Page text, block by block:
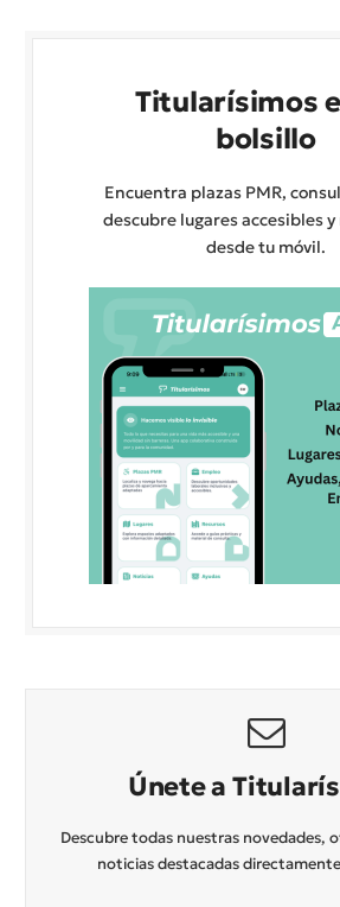
Titularísimos
bolsillo
Encuentra plazas PMR,
descubre lugares accesibles
desde tu móvil.
Únete a
Descubre todas nuestras novedades,
noticias destacadas